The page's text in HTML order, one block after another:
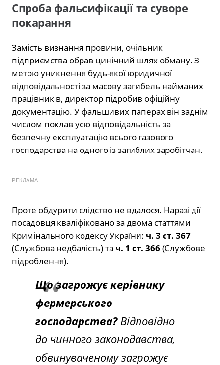
Спроба фальсифікації та суворе
покарання
Замість визнання провини, очільник
підприємства обрав цинічний шлях обману. З
метою уникнення будь-якої юридичної
відповідальності за масову загибель найманих
працівників, директор підробив офіційну
документацію. У фальшивих паперах він заднім
числом поклав усю відповідальність за
безпечну експлуатацію всього газового
господарства на одного із загиблих заробітчан.
РЕКЛАМА
Проте обдурити слідство не вдалося. Наразі дії
посадовця кваліфіковано за двома статтями
Кримінального кодексу України: ч. 3 ст. 367
(Службова недбалість) та ч. 1 ст. 366(Службове
підроблення).
Що загрожує керівнику
фермерського
господарства?Відповідно
до чинного законодавства,
обвинуваченому загрожує